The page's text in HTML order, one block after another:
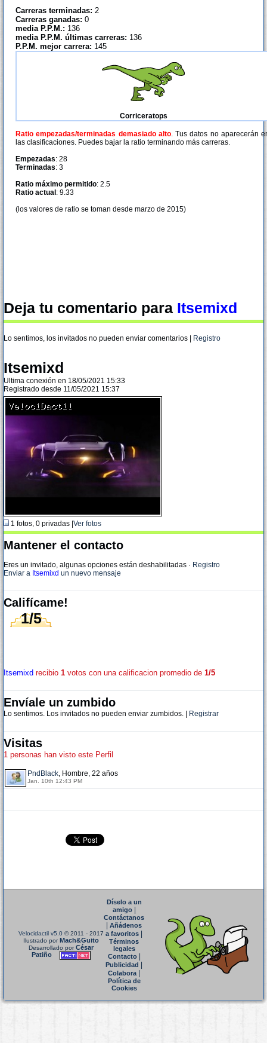
Carreras terminadas: 2
Carreras ganadas: 0
media P.P.M.: 136
media P.P.M. últimas carreras: 136
P.P.M. mejor carrera: 145
Corriceratops
Ratio empezadas/terminadas demasiado alto. Tus datos no aparecerán
las clasificaciones. Puedes bajar la ratio terminando más carreras.
Empezadas: 28
Terminadas: 3
Ratio máximo permitido: 2.5
Ratio actual : 9.33
(los valores de ratio se toman desde marzo de 2015)
Deja tu comentario para Itsemixd
Lo sentimos, los invitados no pueden enviar comentarios | Registro
Itsemixd
Ultima conexión en 18/05/2021 15:33
Registrado desde 11/05/2021 15:37
1 fotos, 0 privadas | Ver fotos
Mantener el contacto
Eres un invitado, algunas opciones están deshabilitadas · Registro
Enviar a Itsemixd un nuevo mensaje
Califícame!
1/5
Itsemixd recibio 1 votos con una calificacion promedio de 1/5
Envíale un zumbido
Lo sentimos. Los invitados no pueden enviar zumbidos. | Registrar
Visitas
1 personas han visto este Perfil
PndBlack, Hombre, 22 años
Jan. 10th 12:43 PM
Velocidactil v5.0 © 2011 - 2017
Ilustrado porMach&Guito
Desarrollado porCésar
Patiño
Díselo a un
amigo|
Contáctanos
Añádenos
a favoritos
Términos
legales
Contacto|
Publicidad
Colabora|
Política de
Cookies